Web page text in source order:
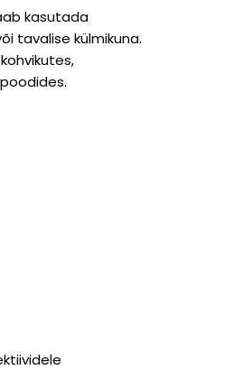
kasutada
tavalise külmikuna.